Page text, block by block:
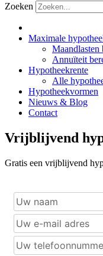
Zoeken
Maximale
Maandlasten
Annuïteit
Hypotheekrente
Alle
Hypotheekvormen
Nieuws & Blog
Contact
Vrijblijvend
Gratis een vrijblijvend